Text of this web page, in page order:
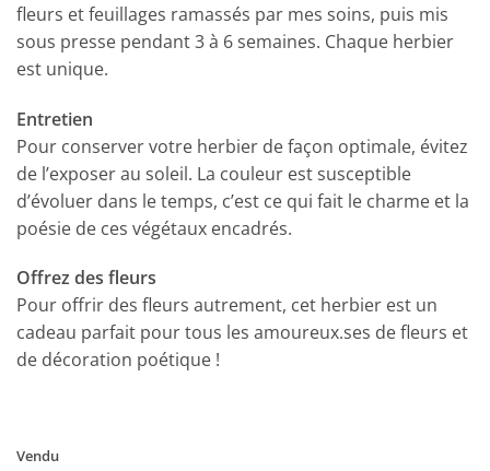
fleurs et feuillages ramassés par mes soins, puis mis
sous presse pendant 3 à 6 semaines. Chaque herbier
est unique.
Entretien
Pour conserver votre herbier de façon optimale, évitez
de l’exposer au soleil. La couleur est susceptible
d’évoluer dans le temps, c’est ce qui fait le charme et la
poésie de ces végétaux encadrés.
Offrez des fleurs
Pour offrir des fleurs autrement, cet herbier est un
cadeau parfait pour tous les amoureux.ses de fleurs et
de décoration poétique !
Vendu